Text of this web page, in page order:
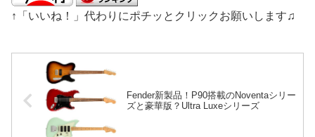
↑「いいね！」代わりにポチッとクリックお願いします♫
Fender新製品！P90搭載のNoventaシリー
ズと豪華版？Ultra Luxeシリーズ